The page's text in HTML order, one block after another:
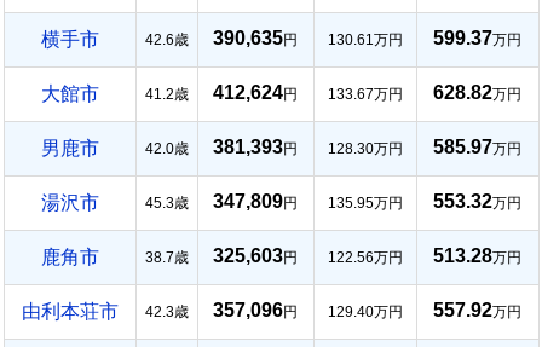
横手市 42.6歳 390,635円 130.61万円 599.37万円
大館市 41.2歳 412,624円 133.67万円 628.82万円
男鹿市 42.0歳 381,393円 128.30万円 585.97万円
湯沢市 45.3歳 347,809円 135.95万円 553.32万円
鹿角市 38.7歳 325,603円 122.56万円 513.28万円
由利本荘市 42.3歳 357,096円 129.40万円 557.92万円